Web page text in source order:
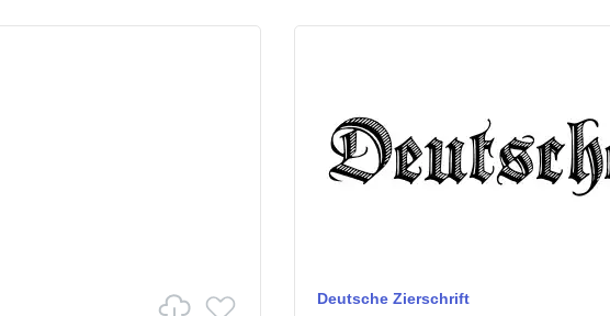
Deutsche Zierschrift